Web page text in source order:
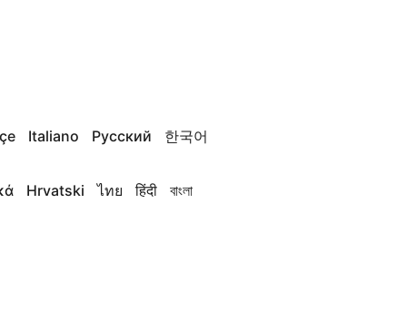
Italiano Русский 한국어
Hrvatski ไทย हिंदी বাংলা